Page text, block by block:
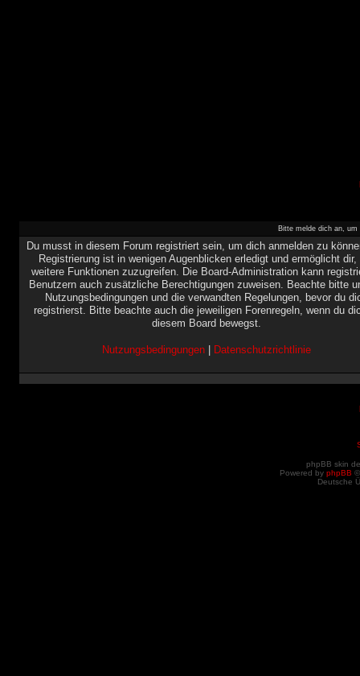
Bitte melde dich an, um
Du musst in diesem Forum registriert sein, um dich anmelden zu
Registrierung ist in wenigen Augenblicken erledigt und ermöglicht dir,
weitere Funktionen zuzugreifen. Die Board-Administration kann
Benutzern auch zusätzliche Berechtigungen zuweisen. Beachte bitte
Nutzungsbedingungen und die verwandten Regelungen, bevor du
registrierst. Bitte beachte auch die jeweiligen Forenregeln, wenn du
diesem Board bewegst.
Nutzungsbedingungen| Datenschutzrichtlinie
phpBB skin
Powered by phpBB
Deutsche